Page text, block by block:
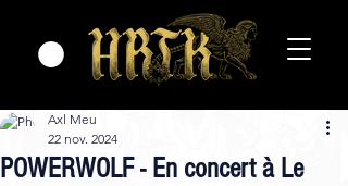
POWERWOLF - En concert à Le
Axl Meu
22 nov. 2024